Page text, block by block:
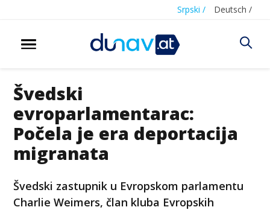
Srpski / Deutsch /
Švedski
evroparlamentarac:
Počela je era deportacija
migranata
Švedski zastupnik u Evropskom parlamentu
Charlie Weimers, član kluba Evropskih